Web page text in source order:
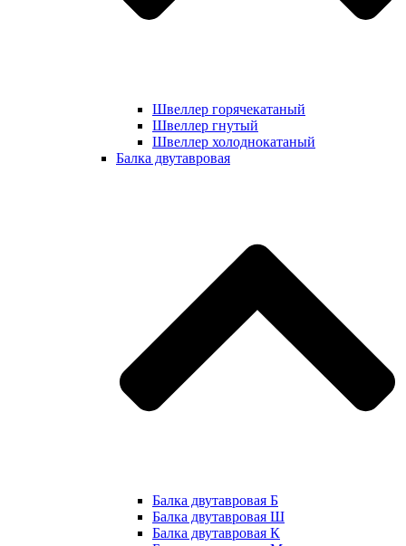
Швеллер горячекатаный
Швеллер гнутый
Швеллер холоднокатаный
Балка двутавровая
Балка двутавровая Б
Балка двутавровая Ш
Балка двутавровая К